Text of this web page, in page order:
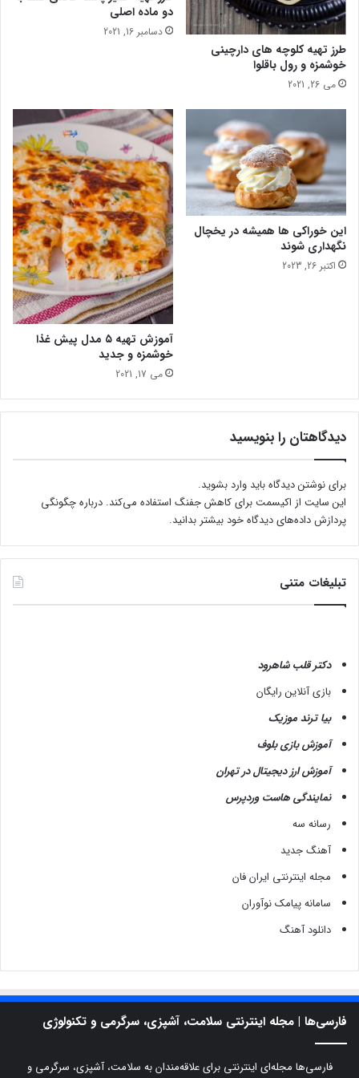
ک
ا
ن
آ
س
ی‌
ن
د
طرز تهیه کلوچه های دارچینی
خوشمزه و رول باقلوا
می 26, 2021
دو ماده اصلی
دسامبر 16, 2021
این خوراکی ها همیشه در یخچال
نگهداری شوند
اکتبر 26, 2023
آموزش تهیه ۵ مدل پیش غذا
خوشمزه و جدید
می 17, 2021
دیدگاهتان را بنویسید
برای نوشتن دیدگاه باید وارد بشوید.
این سایت از اکیسمت برای کاهش جفنگ استفاده می‌کند. درباره چگونگی
پردازش داده‌های دیدگاه خود بیشتر بدانید.
تبلیغات متنی
دکتر قلب شاهرود
بازی آنلاین رایگان
بیا ترند موزیک
آموزش بازی بلوف
آموزش ارز دیجیتال در تهران
نمایندگی هاست وردپرس
رسانه سه
آهنگ جدید
مجله اینترنتی ایران فان
سامانه پیامک نوآوران
دانلود آهنگ
فارسی‌ها | مجله اینترنتی سلامت، آشپزی، سرگرمی و تکنولوژی
فارسی‌ها مجله‌ای اینترنتی برای علاقه‌مندان به سلامت، آشپزی، سرگرمی و